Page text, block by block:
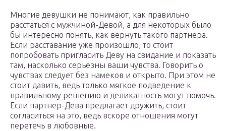
Многие девушки не понимают, как правильно
расстаться с мужчиной-Девой, а для некоторых было
бы интересно понять, как вернуть такого партнера.
Если расставание уже произошло, то стоит
попробовать пригласить Деву на свидание и показать
там, насколько серьезны ваши чувства. Говорить о
чувствах следует без намеков и открыто. При этом не
стоит давить, ведь только мягкое подведение к
правильному решению и деликатность могут помочь.
Если партнер-Дева предлагает дружить, стоит
согласиться на это, ведь вскоре отношения могут
перетечь в любовные.